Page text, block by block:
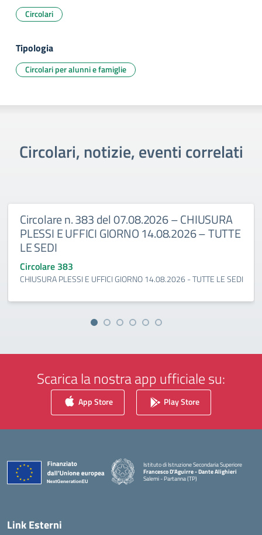
Circolari
Tipologia
Circolari per alunni e famiglie
Circolari, notizie, eventi correlati
Circolare n. 383 del 07.08.2026 – CHIUSURA
PLESSI E UFFICI GIORNO 14.08.2026 – TUTTE
LE SEDI
Circolare 383
CHIUSURA PLESSI E UFFICI GIORNO 14.08.2026 - TUTTE LE SEDI
Scarica la nostra app ufficiale su:
App Store Play Store
Istituto di Istruzione Secondaria Superiore
Francesco D'Aguirre - Dante Alighieri
Salemi - Partanna (TP)
Link Esterni